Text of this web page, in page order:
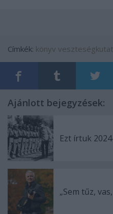
Címkék: könyv
Ajánlott bejegyzések:
Ezt írtuk
„Sem tűz,